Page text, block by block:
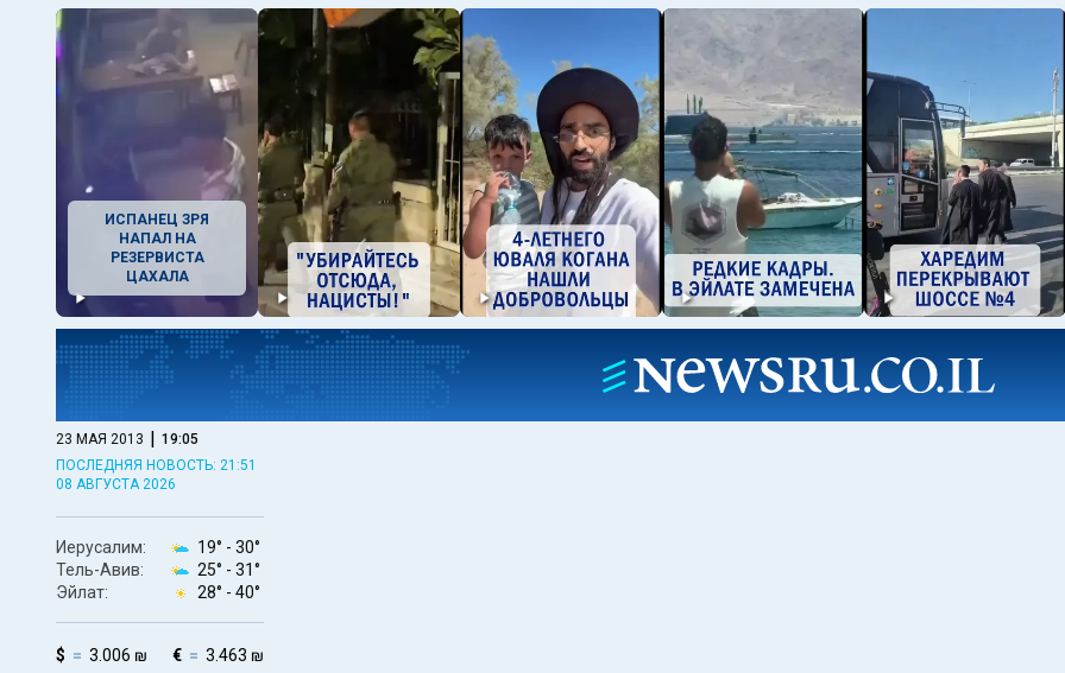
ИСПАНЕЦ ЗРЯ
НАПАЛ НА
РЕЗЕРВИСТА
ЦАХАЛА
23 МАЯ 2013 | 19:05
ПОСЛЕДНЯЯ НОВОСТЬ: 21:51
08 АВГУСТА 2026
Иерусалим: 19° - 30°
Тель-Авив:
25° - 31°
Эйлат:
28° - 40°
$ 3.006 ₪ € 3.463 ₪